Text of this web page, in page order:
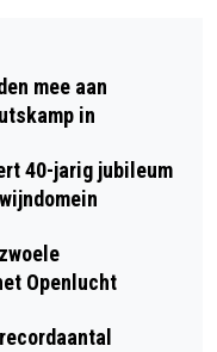
VAN 13
IN DE
mee aan
in
40-jarig jubileum
Openlucht